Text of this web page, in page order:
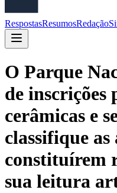
RespostasResumosRedação
O Parque
de inscrições
cerâmicas e
classifique
constituírem
sua leitura